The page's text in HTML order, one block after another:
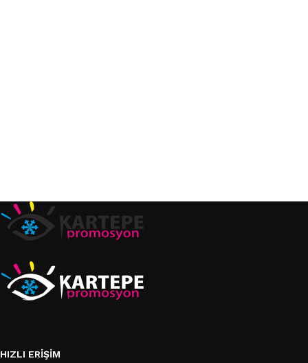
HIZLI ERIŞIM